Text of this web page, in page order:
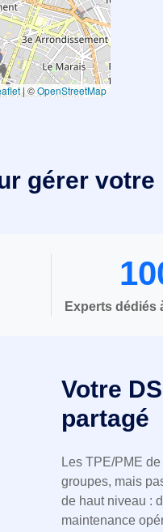
|©OpenStreetMap
gérer
Experts dédiés
Votre
partagé
Les TPE/PME
groupes, mais
de haut niveau :
maintenance